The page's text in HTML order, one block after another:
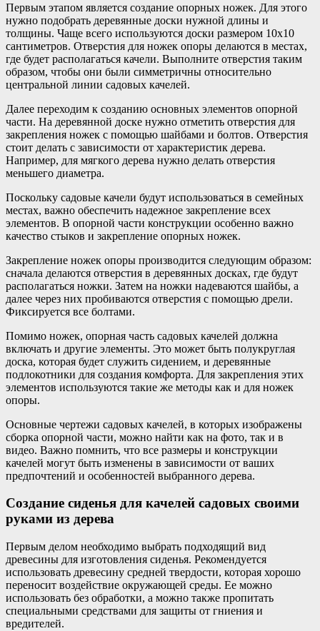
Первым этапом является создание опорных ножек. Для этого
нужно подобрать деревянные доски нужной длины и
толщины. Чаще всего используются доски размером 10х10
сантиметров. Отверстия для ножек опоры делаются в местах,
где будет располагаться качели. Выполните отверстия таким
образом, чтобы они были симметричны относительно
центральной линии садовых качелей.
Далее переходим к созданию основных элементов опорной
части. На деревянной доске нужно отметить отверстия для
закрепления ножек с помощью шайбами и болтов. Отверстия
стоит делать с зависимости от характеристик дерева.
Например, для мягкого дерева нужно делать отверстия
меньшего диаметра.
Поскольку садовые качели будут использоваться в семейных
местах, важно обеспечить надежное закрепление всех
элементов. В опорной части конструкции особенно важно
качество стыков и закрепление опорных ножек.
Закрепление ножек опоры производится следующим образом:
сначала делаются отверстия в деревянных досках, где будут
располагаться ножки. Затем на ножки надеваются шайбы, а
далее через них пробиваются отверстия с помощью дрели.
Фиксируется все болтами.
Помимо ножек, опорная часть садовых качелей должна
включать и другие элементы. Это может быть полукруглая
доска, которая будет служить сидением, и деревянные
подлокотники для создания комфорта. Для закрепления этих
элементов используются такие же методы как и для ножек
опоры.
Основные чертежи садовых качелей, в которых изображены
сборка опорной части, можно найти как на фото, так и в
видео. Важно помнить, что все размеры и конструкции
качелей могут быть изменены в зависимости от ваших
предпочтений и особенностей выбранного дерева.
Создание сиденья для качелей садовых своими
руками из дерева
Первым делом необходимо выбрать подходящий вид
древесины для изготовления сиденья. Рекомендуется
использовать древесину средней твердости, которая хорошо
переносит воздействие окружающей среды. Ее можно
использовать без обработки, а можно также пропитать
специальными средствами для защиты от гниения и
вредителей.